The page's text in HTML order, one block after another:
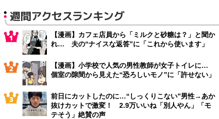
週間アクセスランキング
【漫画】カフェ店員から「ミルクと砂糖は？」と聞か
れ… 夫の“ナイスな返答”に「これから使います」
【漫画】小学校で人気の男性教師が女子トイレに…
個室の隙間から見えた“恐ろしいモノ”に「許せない」
前日にカットしたのに…“しっくりこない”男性→あか
抜けカットで激変！ 2.9万いいね「別人やん」「モ
テそう」絶賛の声